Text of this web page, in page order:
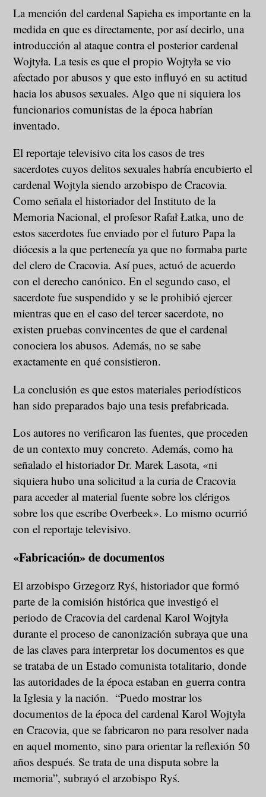
La mención del cardenal Sapieha es importante en la
medida en que es directamente, por así decirlo, una
introducción al ataque contra el posterior cardenal
Wojtyła. La tesis es que el propio Wojtyła se vio
afectado por abusos y que esto influyó en su actitud
hacia los abusos sexuales. Algo que ni siquiera los
funcionarios comunistas de la época habrían
inventado.
El reportaje televisivo cita los casos de tres
sacerdotes cuyos delitos sexuales habría encubierto el
cardenal Wojtyla siendo arzobispo de Cracovia.
Como señala el historiador del Instituto de la
Memoria Nacional, el profesor Rafał Łatka, uno de
estos sacerdotes fue enviado por el futuro Papa la
diócesis a la que pertenecía ya que no formaba parte
del clero de Cracovia. Así pues, actuó de acuerdo
con el derecho canónico. En el segundo caso, el
sacerdote fue suspendido y se le prohibió ejercer
mientras que en el caso del tercer sacerdote, no
existen pruebas convincentes de que el cardenal
conociera los abusos. Además, no se sabe
exactamente en qué consistieron.
La conclusión es que estos materiales periodísticos
han sido preparados bajo una tesis prefabricada.
Los autores no verificaron las fuentes, que proceden
de un contexto muy concreto. Además, como ha
señalado el historiador Dr. Marek Lasota, «ni
siquiera hubo una solicitud a la curia de Cracovia
para acceder al material fuente sobre los clérigos
sobre los que escribe Overbeek». Lo mismo ocurrió
con el reportaje televisivo.
«Fabricación» de documentos
El arzobispo Grzegorz Ryś, historiador que formó
parte de la comisión histórica que investigó el
periodo de Cracovia del cardenal Karol Wojtyła
durante el proceso de canonización subraya que una
de las claves para interpretar los documentos es que
se trataba de un Estado comunista totalitario, donde
las autoridades de la época estaban en guerra contra
la Iglesia y la nación. “Puedo mostrar los
documentos de la época del cardenal Karol Wojtyła
en Cracovia, que se fabricaron no para resolver nada
en aquel momento, sino para orientar la reflexión 50
años después. Se trata de una disputa sobre la
memoria”, subrayó el arzobispo Ryś.